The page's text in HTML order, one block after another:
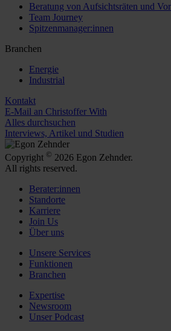
Beratung von Aufsichtsräten und
Team Journey
Spitzenmanager:innen
Branchen
Energie
Industrial
Kontakt
E-Mail an Christoffer With
Alles durchsuchen
Interviews, Artikel und Studien
Copyright © 2026 Egon Zehnder.
All rights reserved.
Berater:innen
Standorte
Karriere
Join Us
Über uns
Unsere Services
Funktionen
Branchen
Expertise
Newsroom
Unser Podcast